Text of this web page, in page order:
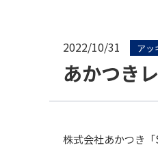
2022/10/31 アッ
あかつき
株式会社あかつき